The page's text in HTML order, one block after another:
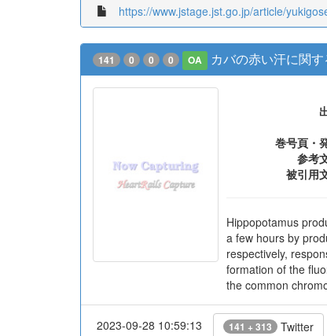
https://www.jstage.jst.go.jp/article/
141 0 0 0 OA カバの赤い汗に関
巻号頁・
参考
被引用
Hippopotamus
a few hours by
respectively,
formation of the
the common
2023-09-28 10:59:13 141 + 313 Twitter